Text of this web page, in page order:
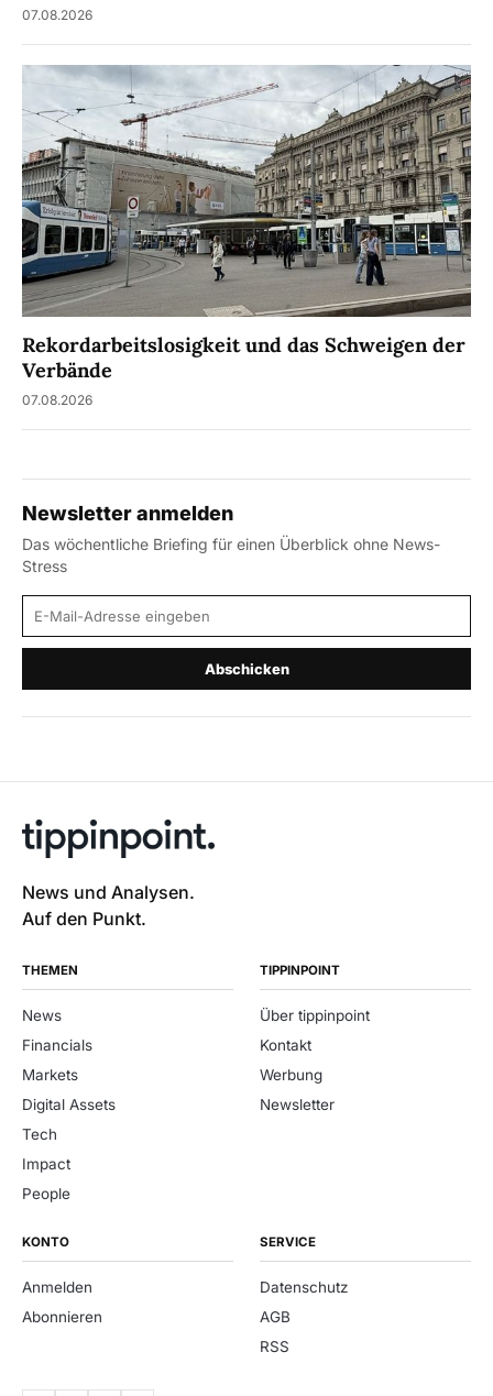
07.08.2026
Rekordarbeitslosigkeit und das Schweigen der
Verbände
07.08.2026
Newsletter anmelden
Das wöchentliche Briefing für einen Überblick ohne News-
Stress
E-Mail-Adresse
Abschicken
News und Analysen.
Auf den Punkt.
THEMEN
News
Financials
Markets
Digital Assets
Tech
Impact
People
TIPPINPOINT
Über tippinpoint
Kontakt
Werbung
Newsletter
KONTO
Anmelden
Abonnieren
SERVICE
Datenschutz
AGB
RSS